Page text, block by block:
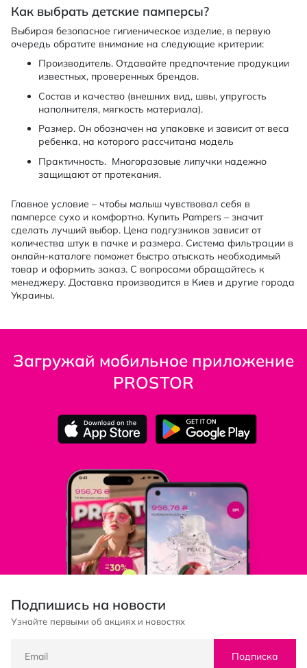
Как выбрать детские памперсы?
Выбирая безопасное гигиеническое изделие, в первую
очередь обратите внимание на следующие критерии:
Производитель. Отдавайте предпочтение продукции
известных, проверенных брендов.
Состав и качество (внешних вид, швы, упругость
наполнителя, мягкость материала).
Размер. Он обозначен на упаковке и зависит от веса
ребенка, на которого рассчитана модель
Практичность. Многоразовые липучки надежно
защищают от протекания.
Главное условие – чтобы малыш чувствовал себя в
памперсе сухо и комфортно. Купить Pampers – значит
сделать лучший выбор. Цена подгузников зависит от
количества штук в пачке и размера. Система фильтрации в
онлайн-каталоге поможет быстро отыскать необходимый
товар и оформить заказ. С вопросами обращайтесь к
менеджеру. Доставка производится в Киев и другие города
Украины.
Загружай мобильное приложение
PROSTOR
Подпишись на новости
Узнайте первыми об акциях и новостях
Подписка